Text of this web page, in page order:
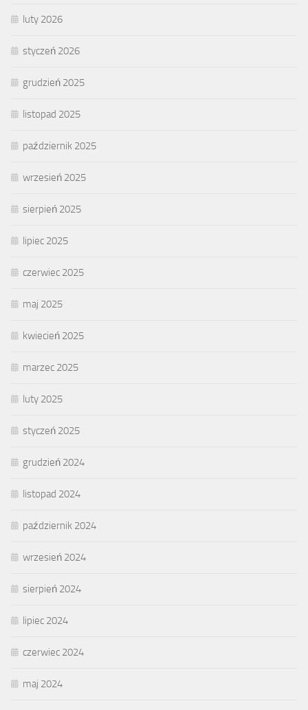
luty 2026
styczeń 2026
grudzień 2025
listopad 2025
październik 2025
wrzesień 2025
sierpień 2025
lipiec 2025
czerwiec 2025
maj 2025
kwiecień 2025
marzec 2025
luty 2025
styczeń 2025
grudzień 2024
listopad 2024
październik 2024
wrzesień 2024
sierpień 2024
lipiec 2024
czerwiec 2024
maj 2024